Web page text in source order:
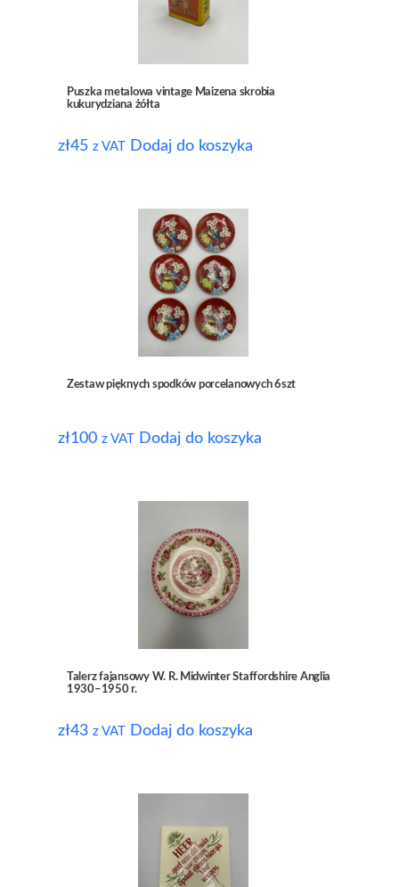
Puszka metalowa vintage Maizena skrobia
kukurydziana żółta
zł45 z VAT Dodaj do koszyka
Zestaw pięknych spodków porcelanowych 6szt
zł100 z VAT Dodaj do koszyka
Talerz fajansowy W. R. Midwinter Staffordshire Anglia
1930–1950 r.
zł43 z VAT Dodaj do koszyka